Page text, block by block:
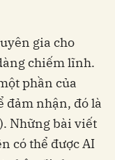
gia cho
chiếm lĩnh.
phần của
đảm nhận, đó là
Những bài viết
có thể được AI